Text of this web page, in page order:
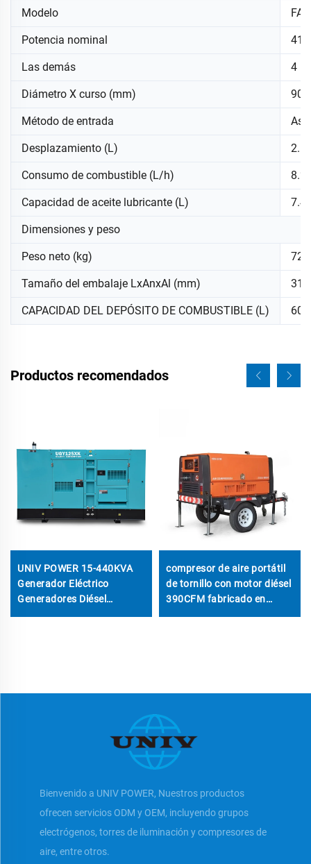
Modelo
Potencia nominal 41
Las demás 4
Diámetro X curso (mm)
Método de entrada
Desplazamiento (L)
Consumo de combustible (L/h) 8.2
Capacidad de aceite lubricante (L) 7.4
Dimensiones y peso
Peso neto (kg) 720
Tamaño del embalaje LxAnxAl (mm)
CAPACIDAD DEL DEPÓSITO DE COMBUSTIBLE (L) 60
Productos recomendados
UNIV POWER 15-440KVA
Generador Eléctrico
Generadores Diésel
compresor de aire portátil
de tornillo con motor diésel
390CFM fabricado en
Bienvenido a UNIV POWER, Nuestros productos
ofrecen servicios ODM y OEM, incluyendo grupos
electrógenos, torres de iluminación y compresores de
aire, entre otros.